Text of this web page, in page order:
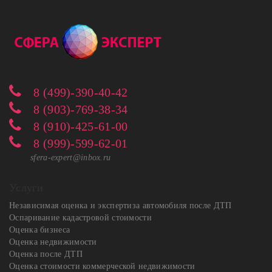
8 (499)-390-40-42
8 (903)-769-38-34
8 (910)-425-61-00
8 (999)-599-62-01
sfera-expert@inbox.ru
Независимая оценка и экспертиза автомобиля после ДТП
Оспаривание кадастровой стоимости
Оценка бизнеса
Оценка недвижимости
Оценка после ДТП
Оценка стоимости коммерческой недвижимости